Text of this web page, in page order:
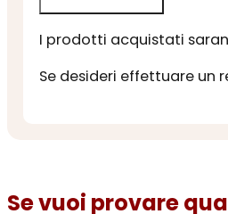
I prodotti acquistati
Se desideri effettuare un
Se vuoi provare